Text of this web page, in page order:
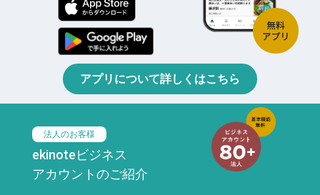
アプリについて詳しくはこちら
法人のお客様
ekinoteビジネス
アカウントのご紹介